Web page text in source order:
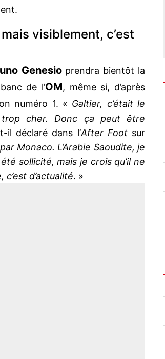
visiblement, c’est
Genesioprendra bientôt la
de l’OM, même si, d’après
numéro 1. « Galtier, c’était le
trop cher. Donc ça peut être
il déclaré dans l’After Footsur
Monaco. L’Arabie Saoudite, je
sollicité, mais je crois qu’il ne
d’actualité. »